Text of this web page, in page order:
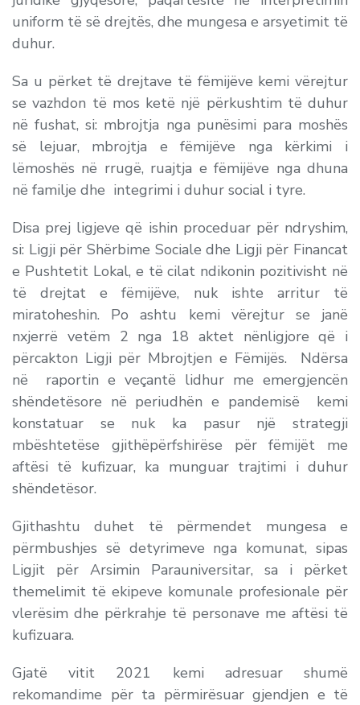
uniform të së drejtës, dhe mungesa e arsyetimit të
duhur.
Sa u përket të drejtave të fëmijëve kemi vërejtur
se vazhdon të mos ketë një përkushtim të duhur
në fushat, si: mbrojtja nga punësimi para moshës
së lejuar, mbrojtja e fëmijëve nga kërkimi i
lëmoshës në rrugë, ruajtja e fëmijëve nga dhuna
në familje dhe integrimi i duhur social i tyre.
Disa prej ligjeve që ishin proceduar për ndryshim,
si: Ligji për Shërbime Sociale dhe Ligji për Financat
e Pushtetit Lokal, e të cilat ndikonin pozitivisht në
të drejtat e fëmijëve, nuk ishte arritur të
miratoheshin. Po ashtu kemi vërejtur se janë
nxjerrë vetëm 2 nga 18 aktet nënligjore që i
përcakton Ligji për Mbrojtjen e Fëmijës. Ndërsa
në raportin e veçantë lidhur me emergjencën
shëndetësore në periudhën e pandemisë kemi
konstatuar se nuk ka pasur një strategji
mbështetëse gjithëpërfshirëse për fëmijët me
aftësi të kufizuar, ka munguar trajtimi i duhur
shëndetësor.
Gjithashtu duhet të përmendet mungesa e
përmbushjes së detyrimeve nga komunat, sipas
Ligjit për Arsimin Parauniversitar, sa i përket
themelimit të ekipeve komunale profesionale për
vlerësim dhe përkrahje të personave me aftësi të
kufizuara.
Gjatë vitit 2021 kemi adresuar shumë
rekomandime për ta përmirësuar gjendjen e të